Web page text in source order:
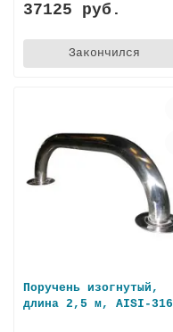
37125 руб.
Закончился
Поручень изогнутый,
длина 2,5 м, AISI-316